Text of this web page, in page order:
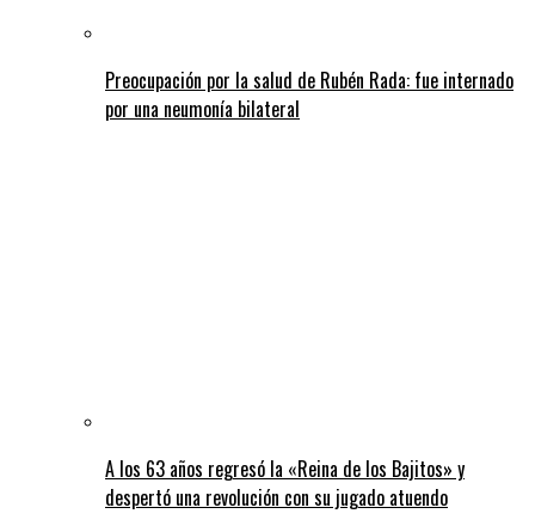
Preocupación por la salud de Rubén Rada: fue internado
por una neumonía bilateral
A los 63 años regresó la «Reina de los Bajitos» y
despertó una revolución con su jugado atuendo